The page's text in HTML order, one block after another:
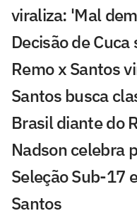
viraliza: 'Mal
Decisão de
Remo x Santos
Santos busca
Brasil diante do
Nadson celebra
Seleção Sub-17
Santos